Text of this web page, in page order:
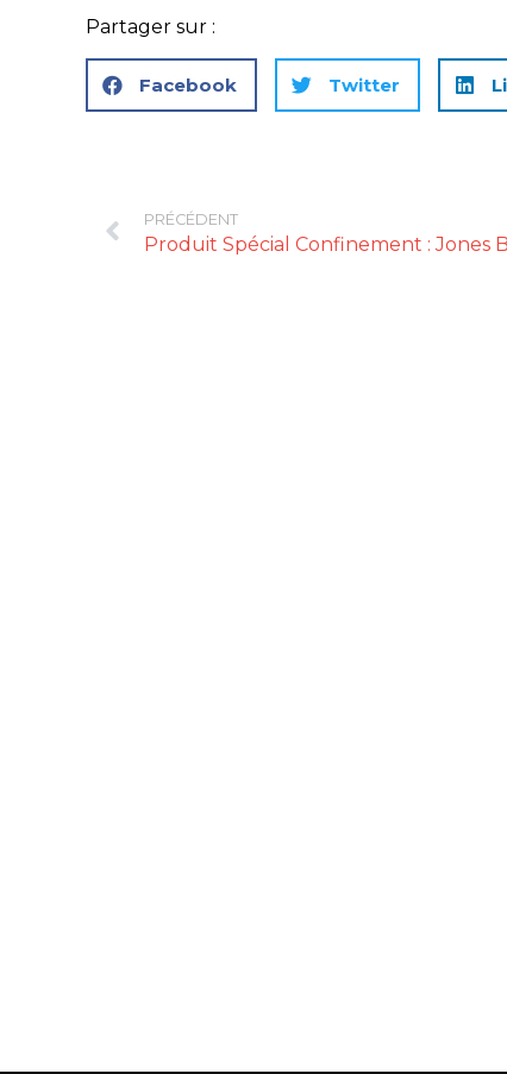
Partager sur :
Facebook Twitter
PRÉCÉDENT